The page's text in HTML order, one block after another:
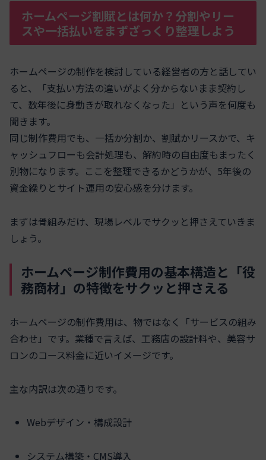
ホームページ割賦とは何か？分割やリー
スや一括払いをまずざっくり整理しよう
ホームページの制作を検討している経営者の方と話してい
ると、「支払い方法の違いがよく分からないまま契約し
て、数年後に身動きが取れなくなった」という声を何度も
聞きます。
同じ制作費用でも、一括か分割か、割賦かリースかで、キ
ャッシュフローも会計処理も、解約時の自由度もまったく
別物になります。ここを整理できるかどうかが、5年後の
資金繰りとサイト運用の安心感を分けます。
まずは骨組みだけ、現場レベルでサクッと押さえていきま
しょう。
ホームページ制作費用の基本構造と「役
務商材」の特徴をサクッと押さえる
ホームページの制作費用は、物ではなく「サービスの組み
合わせ」です。業種で言えば、工務店の設計料や、美容サ
ロンのコース料金に近いイメージです。
主な内訳は次の通りです。
Webデザイン・構成設計
システム構築・CMS導入